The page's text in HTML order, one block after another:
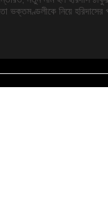
নিয়ে হরিদাসের